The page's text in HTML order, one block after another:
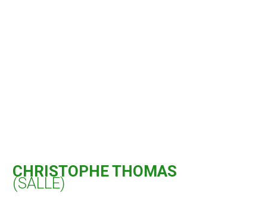
CHRISTOPHE THOMAS
(SALLE)